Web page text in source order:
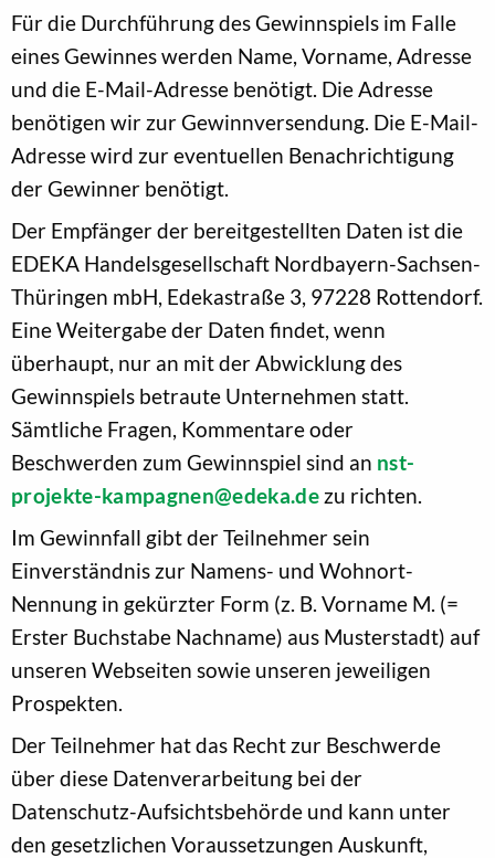
Für die Durchführung des Gewinnspiels im Falle
eines Gewinnes werden Name, Vorname, Adresse
und die E-Mail-Adresse benötigt. Die Adresse
benötigen wir zur Gewinnversendung. Die E-Mail-
Adresse wird zur eventuellen Benachrichtigung
der Gewinner benötigt.
Der Empfänger der bereitgestellten Daten ist die
EDEKA Handelsgesellschaft Nordbayern-Sachsen-
Thüringen mbH, Edekastraße 3, 97228 Rottendorf.
Eine Weitergabe der Daten findet, wenn
überhaupt, nur an mit der Abwicklung des
Gewinnspiels betraute Unternehmen statt.
Sämtliche Fragen, Kommentare oder
Beschwerden zum Gewinnspiel sind an nst-
projekte-kampagnen@edeka.de zu richten.
Im Gewinnfall gibt der Teilnehmer sein
Einverständnis zur Namens- und Wohnort-
Nennung in gekürzter Form (z. B. Vorname M. (=
Erster Buchstabe Nachname) aus Musterstadt) auf
unseren Webseiten sowie unseren jeweiligen
Prospekten.
Der Teilnehmer hat das Recht zur Beschwerde
über diese Datenverarbeitung bei der
Datenschutz-Aufsichtsbehörde und kann unter
den gesetzlichen Voraussetzungen Auskunft,